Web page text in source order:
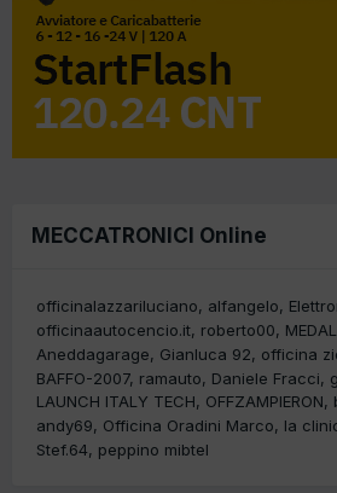
MECCATRONICI Online
officinalazzariluciano alfangelo
officinaautocencio.it roberto00
Aneddagarage
Gianluca 92 officina
BAFFO-2007 ramauto Daniele Fracci
LAUNCH ITALY TECH
OFFZAMPIERON
andy69
Officina Oradini Marco
la
Stef.64
peppino mibtel